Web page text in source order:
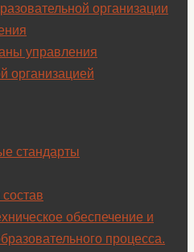
организации
управления
организацией
стандарты
обеспечение и
процесса.